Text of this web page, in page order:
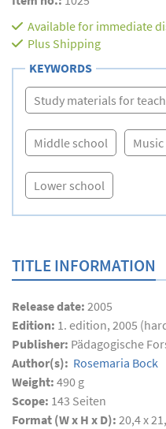
Available for immediate
Plus Shipping
KEYWORDS
Study materials for
Middle school
Lower school
TITLE INFORMATION
Release date: 2005
Edition: 1. edition, 2005
Publisher: Pädagogische
Author(s): Rosemaria Bock
Weight: 490 g
Scope: 143 Seiten
Format (W x H x D): 20,4 x